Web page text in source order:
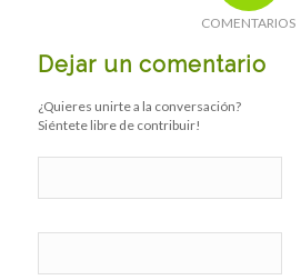
COMENTARIOS
Dejar un comentario
¿Quieres unirte a la conversación?
Siéntete libre de contribuir!